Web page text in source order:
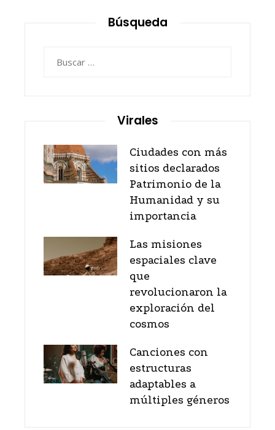
Búsqueda
Virales
Ciudades con más
sitios declarados
Patrimonio de la
Humanidad y su
importancia
Las misiones
espaciales clave
que
revolucionaron la
exploración del
cosmos
Canciones con
estructuras
adaptables a
múltiples géneros